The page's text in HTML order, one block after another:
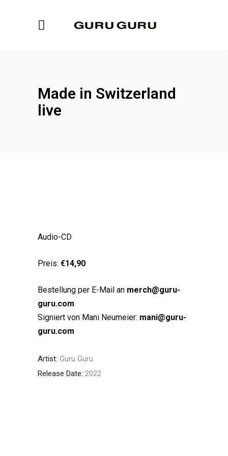
Made in Switzerland
live
Audio-CD
Preis: €14,90
Bestellung per E-Mail an merch@guru-
guru.com
Signiert von Mani Neumeier: mani@guru-
guru.com
Artist: Guru Guru
Release Date: 2022